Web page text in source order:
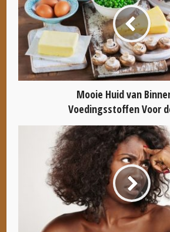
Mooie Huid van
Voedingsstoffen Voor